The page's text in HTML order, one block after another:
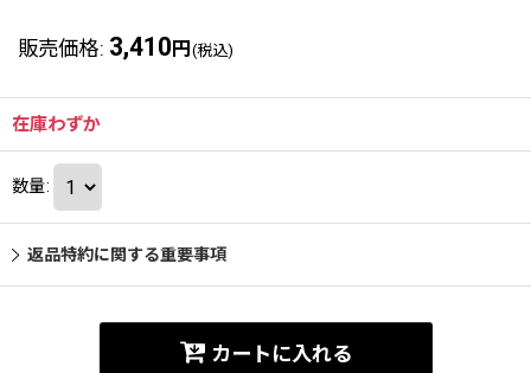
販売価格: 3,410 円 (税込)
在庫わずか
数量:
返品特約に関する重要事項
カートに入れる